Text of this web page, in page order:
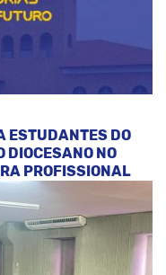
ESTUDANTES DO
DIOCESANO NO
PROFISSIONAL